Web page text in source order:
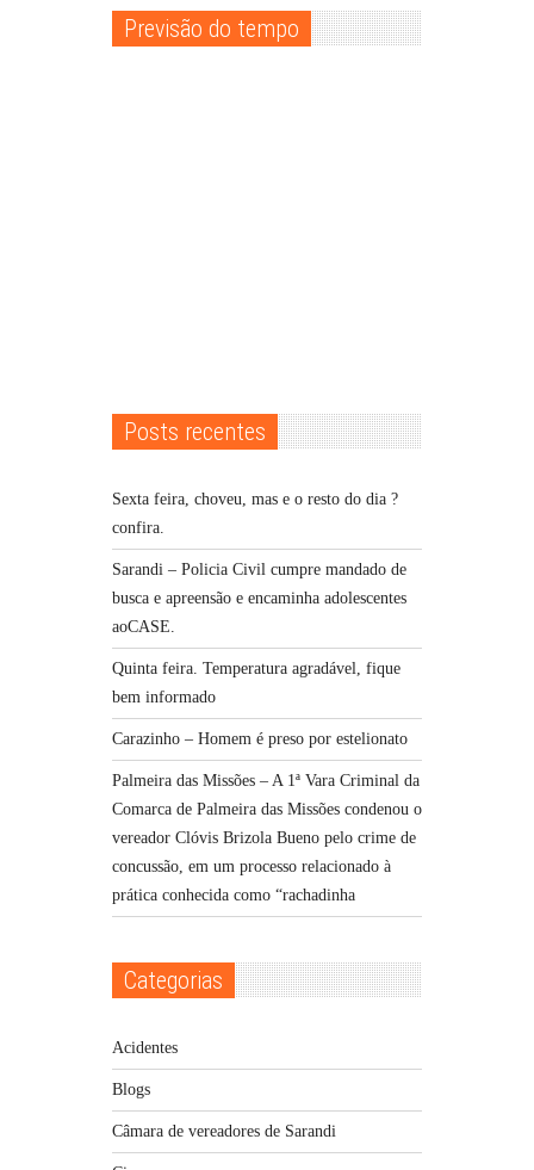
Previsão do tempo
Posts recentes
Sexta feira, choveu, mas e o resto do dia ?
confira.
Sarandi – Policia Civil cumpre mandado de
busca e apreensão e encaminha adolescentes
aoCASE.
Quinta feira. Temperatura agradável, fique
bem informado
Carazinho – Homem é preso por estelionato
Palmeira das Missões – A 1ª Vara Criminal da
Comarca de Palmeira das Missões condenou o
vereador Clóvis Brizola Bueno pelo crime de
concussão, em um processo relacionado à
prática conhecida como “rachadinha
Categorias
Acidentes
Blogs
Câmara de vereadores de Sarandi